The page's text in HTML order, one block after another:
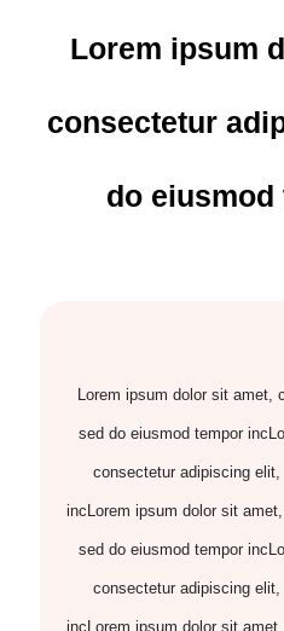
Lorem ipsum
consectetur
do
Lorem ipsum dolor sit amet,
sed do eiusmod tempor
consectetur adipiscing
incLorem ipsum dolor sit
sed do eiusmod tempor
consectetur adipiscing
incLorem ipsum dolor sit